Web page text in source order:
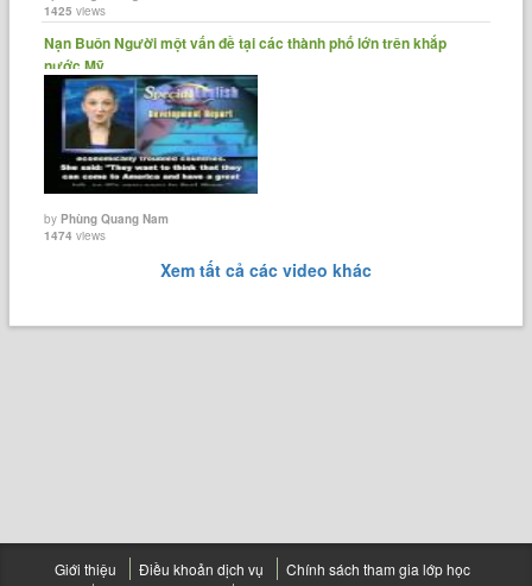
1425 views
Nạn Buôn Người một vấn đề tại các thành phố lớn trên khắp
nước Mỹ.
byPhùng Quang Nam
1474 views
Xem tất cả các video khác
Giới thiệu Điều khoản dịch vụ
Chính sách tham gia lớp học